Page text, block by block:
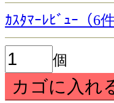
ｶｽﾀﾏｰﾚﾋﾞｭｰ（6件
個